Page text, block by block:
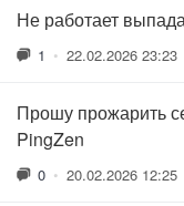
Не работает
1 • 22.02.2026 23:23
Прошу прожарить
PingZen
0 • 20.02.2026 12:25